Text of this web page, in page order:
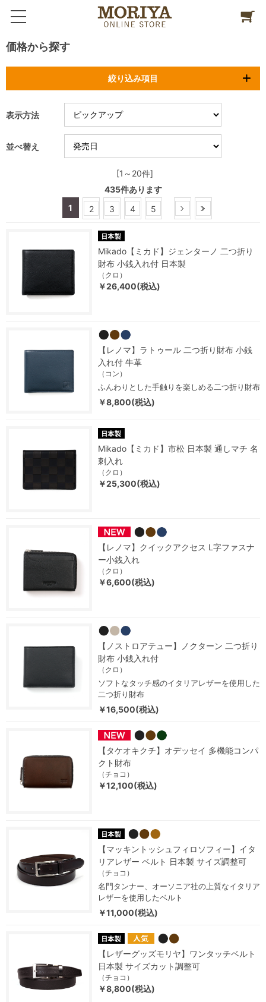
価格から探す
絞り込み項目
表示方法
並べ替え
[1～20件]
435件あります
1
2 3 4 5
Mikado【ミカド】ジェンターノ 二つ折り
財布 小銭入れ付 日本製
（クロ）
￥26,400(税込)
【レノマ】ラトゥール 二つ折り財布 小銭
入れ付 牛革
（コン）
ふんわりとした手触りを楽しめる二つ折り財布
￥8,800(税込)
Mikado【ミカド】市松 日本製 通しマチ 名
刺入れ
（クロ）
￥25,300(税込)
【レノマ】クイックアクセス L字ファスナ
ー小銭入れ
（クロ）
￥6,600(税込)
【ノストロアテュー】ノクターン 二つ折り
財布 小銭入れ付
（クロ）
ソフトなタッチ感のイタリアレザーを使用した
二つ折り財布
￥16,500(税込)
【タケオキクチ】オデッセイ 多機能コンパ
クト財布
（チョコ）
￥12,100(税込)
【マッキントッシュフィロソフィー】イタ
リアレザー ベルト 日本製 サイズ調整可
（チョコ）
名門タンナー、オーソニア社の上質なイタリア
レザーを使用したベルト
￥11,000(税込)
【レザーグッズモリヤ】ワンタッチベルト
日本製 サイズカット調整可
（チョコ）
￥8,800(税込)